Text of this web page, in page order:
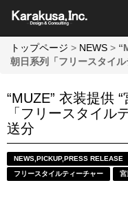
トップページ > NEWS >
朝日系列「フリースタイ
“MUZE” 衣装提供
「フリースタイル
送分
NEWS PICKUP,PRESS RELEASE
フリースタイルティーチャー
宮